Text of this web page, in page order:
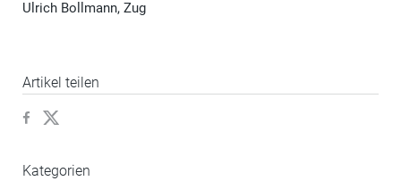
Ulrich Bollmann, Zug
Artikel teilen
Kategorien